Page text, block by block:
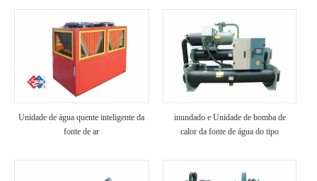
Unidade de água quente inteligente da
fonte de ar
inundado e Unidade de bomba de
calor da fonte de água do tipo